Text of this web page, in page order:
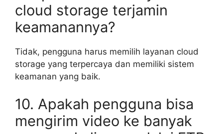
cloud storage terjamin
keamanannya?
Tidak, pengguna harus memilih layanan cloud
storage yang terpercaya dan memiliki sistem
keamanan yang baik.
10. Apakah pengguna bisa
mengirim video ke banyak